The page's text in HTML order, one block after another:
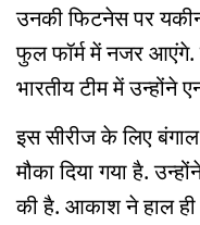
उनकी फिटनेस पर
फुल फॉर्म में नजर आएंगे.
भारतीय टीम में उन्होंने
इस सीरीज के लिए
मौका दिया गया है.
की है. आकाश ने हाल ही